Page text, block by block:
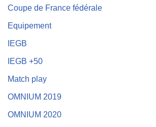
Coupe de France fédérale
Equipement
IEGB
IEGB +50
Match play
OMNIUM 2019
OMNIUM 2020